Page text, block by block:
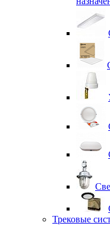
Трековые